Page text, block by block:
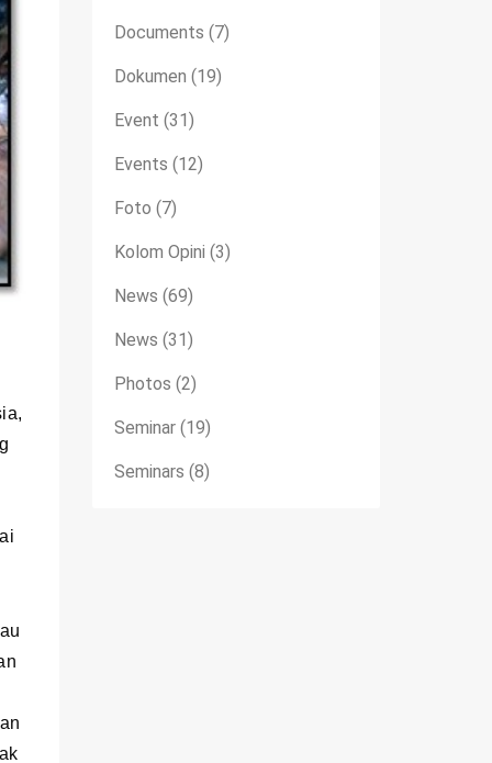
Documents (7)
Dokumen (19)
Event (31)
Events (12)
Foto (7)
Kolom Opini (3)
News (69)
News (31)
Photos (2)
Seminar(19)
Seminars (8)